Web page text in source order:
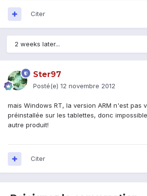
Citer
2 weeks later...
Ster97
Posté(e) 12 novembre 2012
mais Windows RT, la version ARM n'est pas
préinstallée sur les tablettes, donc
autre produit!
Citer